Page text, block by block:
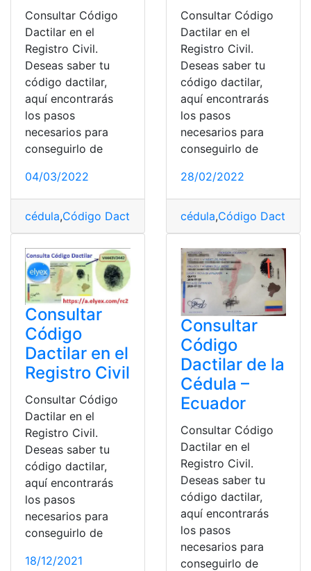
Consultar Código
Dactilar en el
Registro Civil.
Deseas saber tu
código dactilar,
aquí encontrarás
los pasos
necesarios para
conseguirlo de
04/03/2022
cédula,Código Dactilar consultar,Ecuador,top2
Consultar Código
Dactilar en el
Registro Civil.
Deseas saber tu
código dactilar,
aquí encontrarás
los pasos
necesarios para
conseguirlo de
28/02/2022
cédula,Código Dactilar
Consultar
Código
Dactilar en el
Registro Civil
Consultar Código
Dactilar en el
Registro Civil.
Deseas saber tu
código dactilar,
aquí encontrarás
los pasos
necesarios para
conseguirlo de
18/12/2021
Consultar
Código
Dactilar de la
Cédula –
Ecuador
Consultar Código
Dactilar en el
Registro Civil.
Deseas saber tu
código dactilar,
aquí encontrarás
los pasos
necesarios para
conseguirlo de